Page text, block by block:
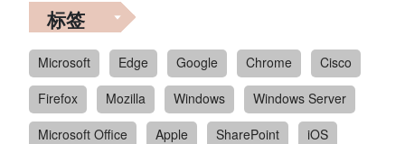
标签
Microsoft Edge Google Chrome
Cisco
Firefox
Mozilla Windows
Windows Server
Microsoft Office
Apple SharePoint
iOS